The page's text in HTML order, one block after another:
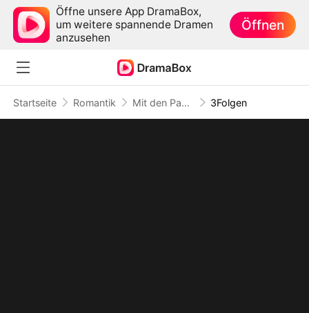
Öffne unsere App DramaBox,
um weitere spannende Dramen
anzusehen
Öffnen
Startseite Romantik Mit den Papieren ist alles gesagt 3Folgen